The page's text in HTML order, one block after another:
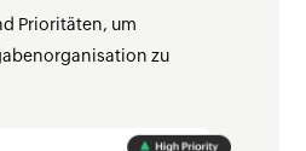
Prioritäten, um
zu